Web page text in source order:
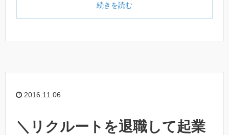
続きを読む
2016.11.06
＼リクルートを退職して起業